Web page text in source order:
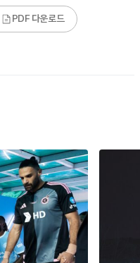
PDF 다운로드